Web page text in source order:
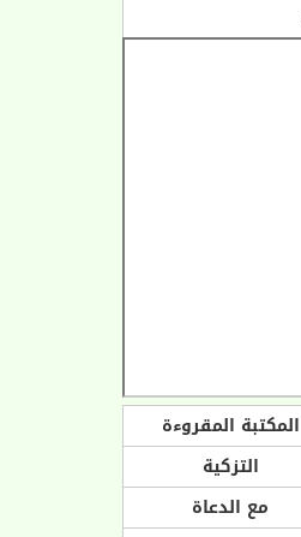
المكتبة المقروءة
التزكية
مع الدعاة